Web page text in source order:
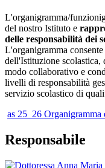
L'organigramma/
del nostro Istituto e
delle responsabilità dei
L'organigramma
dell'Istituzione scolastica,
modo collaborativo e
livelli di responsabilità
servizio scolastico di
as 25_26
Responsabile